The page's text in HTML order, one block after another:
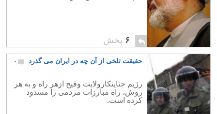
۶ پخش
حقیقت تلخی از آن چه در ایران می گذرد ۰
رژیم جنایتکارولایت وقیح ازهر راه و به هر
روش، راه مبارزات مردمی را مسدود
کرده است.